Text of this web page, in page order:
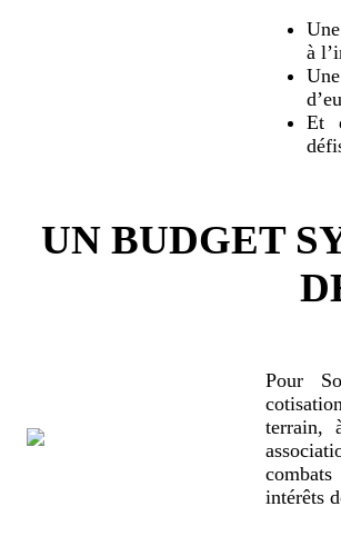
à
Et
UN BUDGET
Pour
terrain,
intérêts